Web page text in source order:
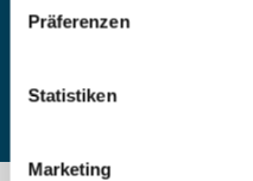
Präferenzen
Statistiken
Marketing
DE55 5206 0410 0706